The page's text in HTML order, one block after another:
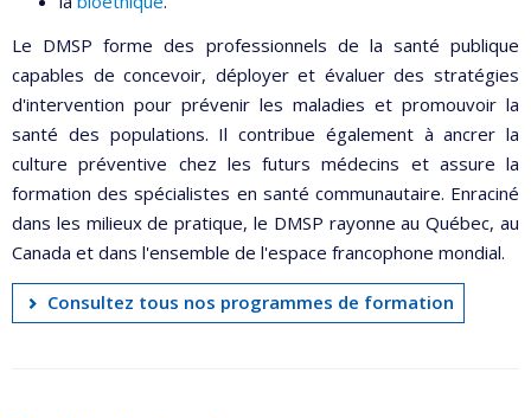
Le DMSP forme des professionnels de la santé publique
capables de concevoir, déployer et évaluer des stratégies
d'intervention pour prévenir les maladies et promouvoir la
santé des populations. Il contribue également à ancrer la
culture préventive chez les futurs médecins et assure la
formation des spécialistes en santé communautaire. Enraciné
dans les milieux de pratique, le DMSP rayonne au Québec, au
Canada et dans l'ensemble de l'espace francophone mondial.
Consultez tous nos programmes de formation